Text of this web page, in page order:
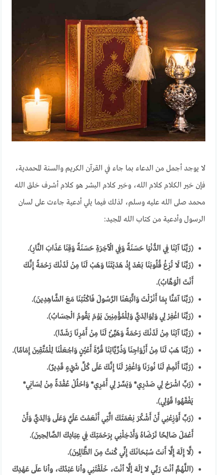
لا يوجد أجمل من الدعاء بما جاء في القرآن الكريم والسنة المحمدية،
فإن خير الكلام كلام الله، وخير كلام البشر هو كلام أشرف خلق الله
محمد صلى الله عليه وسلم، لذلك فيما يلي أدعية جاءت على لسان
الرسول وأدعية من كتاب الله المجيد:
(رَبَّنَا آتِنَا فِي الدُّنْيَا حَسَنَةً وَفِي الْآخِرَةِ حَسَنَةً وَقِنَا عَذَابَ النَّارِ).
(رَبَّنَا لَا تُزِغْ قُلُوبَنَا بَعْدَ إِذْ هَدَيْتَنَا وَهَبْ لَنَا مِنْ لَدُنْكَ رَحْمَةً إِنَّكَ
أَنْتَ الْوَهَّابُ).
(رَبَّنَا آمَنَّا بِمَا أَنْزَلْتَ وَاتَّبَعْنَا الرَّسُولَ فَاكْتُبْنَا مَعَ الشَّاهِدِينَ).
(رَبَّنَا اغْفِرْ لِي وَلِوَالِدَيَّ وَلِلْمُؤْمِنِينَ يَوْمَ يَقُومُ الْحِسَابُ).
(رَبَّنَا آتِنَا مِنْ لَدُنْكَ رَحْمَةً وَهَيِّئْ لَنَا مِنْ أَمْرِنَا رَشَدًا).
(رَبَّنَا هَبْ لَنَا مِنْ أَزْوَاجِنَا وَذُرِّيَّاتِنَا قُرَّةَ أَعْيُنٍ وَاجْعَلْنَا لِلْمُتَّقِينَ إِمَامًا).
(رَبَّنَا أَتْمِمْ لَنَا نُورَنَا وَاغْفِرْ لَنَا إِنَّكَ عَلَى كُلِّ شَيْءٍ قَدِيرٌ).
(رَبِّ اشْرَحْ لِي صَدْرِي* وَيَسِّرْ لِي أَمْرِي* وَاحْلُلْ عُقْدَةً مِنْ لِسَانِي*
يَفْقَهُوا قَوْلِي).
(رَبِّ أَوْزِعْنِي أَنْ أَشْكُرَ نِعْمَتَكَ الَّتِي أَنْعَمْتَ عَلَيَّ وَعَلَى وَالِدَيَّ وَأَنْ
أَعْمَلَ صَالِحًا تَرْضَاهُ وَأَدْخِلْنِي بِرَحْمَتِكَ فِي عِبَادِكَ الصَّالِحِينَ).
(لَّا إِلَهَ إِلَّا أَنتَ سُبْحَانَكَ إِنِّي كُنتُ مِنَ الظَّالِمِينَ).
(اللَّهُمَّ أنْتَ رَبِّي لا إلَهَ إلَّا أنْتَ، خَلَقْتَنِي وأنا عَبْدُكَ، وأنا علَى عَهْدِكَ